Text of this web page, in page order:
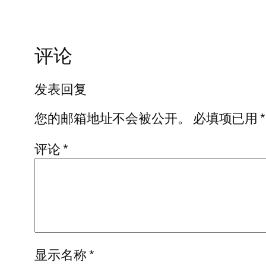
评论
发表回复
您的邮箱地址不会被公开。
必填项已用*
评论*
显示名称*